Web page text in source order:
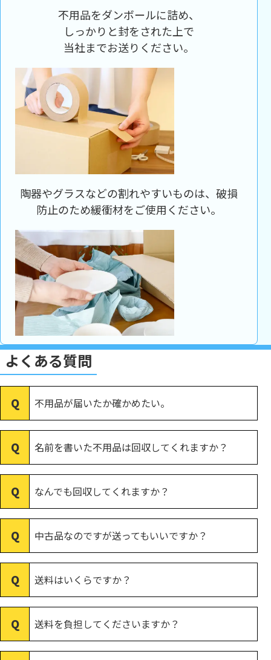
不用品をダンボールに詰め、
しっかりと封をされた上で
当社までお送りください。
陶器やグラスなどの割れやすいものは、破損
防止のため緩衝材をご使用ください。
よくある質問
不用品が届いたか確かめたい。
名前を書いた不用品は回収してくれますか？
なんでも回収してくれますか？
中古品なのですが送ってもいいですか？
送料はいくらですか？
送料を負担してくださいますか？